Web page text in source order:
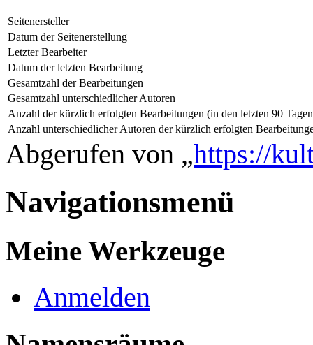
Seitenersteller
Datum der Seitenerstellung
Letzter Bearbeiter
Datum der letzten Bearbeitung
Gesamtzahl der Bearbeitungen
Gesamtzahl unterschiedlicher Autoren
Anzahl der kürzlich erfolgten Bearbeitungen (in den letzten 90
Anzahl unterschiedlicher Autoren der kürzlich erfolgten
Abgerufen von „https://
Navigationsmenü
Meine Werkzeuge
Anmelden